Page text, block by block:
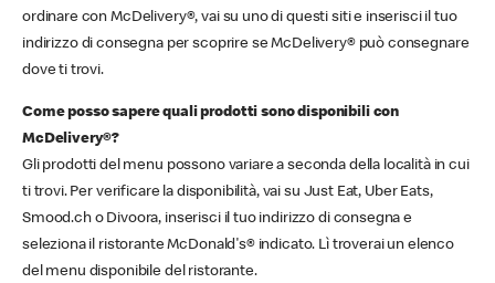
ordinare con McDelivery®, vai su uno di questi siti e inserisci il tuo
indirizzo di consegna per scoprire se McDelivery® può consegnare
dove ti trovi.
Come posso sapere quali prodotti sono disponibili con
McDelivery®?
Gli prodotti del menu possono variare a seconda della località in cui
ti trovi. Per verificare la disponibilità, vai su Just Eat, Uber Eats,
Smood.ch o Divoora, inserisci il tuo indirizzo di consegna e
seleziona il ristorante McDonald's® indicato. Lì troverai un elenco
del menu disponibile del ristorante.